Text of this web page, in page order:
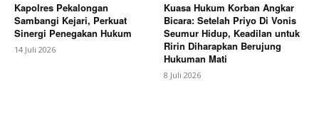
Kapolres Pekalongan
Sambangi Kejari, Perkuat
Sinergi Penegakan Hukum
14 Juli 2026
Kuasa Hukum Korban Angkar
Bicara: Setelah Priyo Di Vonis
Seumur Hidup, Keadilan untuk
Ririn Diharapkan Berujung
Hukuman Mati
8 Juli 2026